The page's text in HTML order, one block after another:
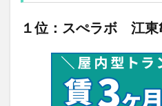
１位：スぺラボ 江東